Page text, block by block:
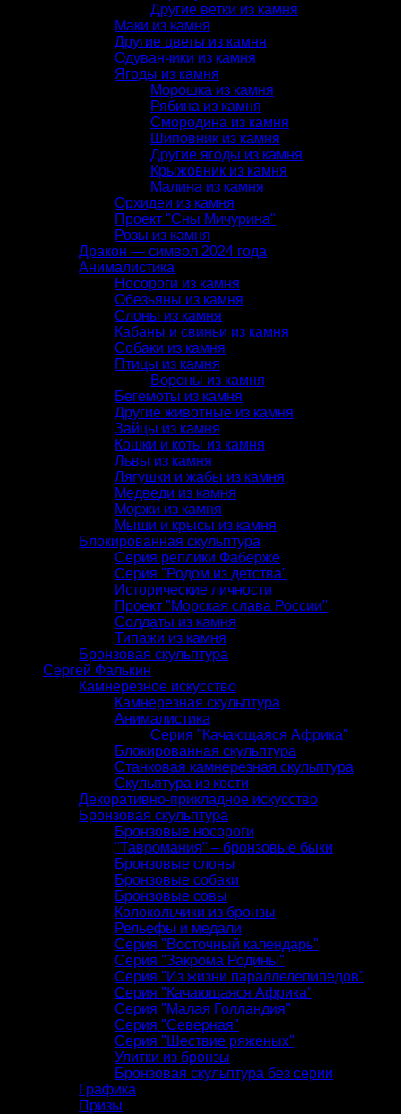
Другие ветки из камня
Маки из камня
Другие цветы из камня
Одуванчики из камня
Ягоды из камня
Морошка из камня
Рябина из камня
Смородина из камня
Шиповник из камня
Другие ягоды из камня
Крыжовник из камня
Малина из камня
Орхидеи из камня
Проект "Сны Мичурина"
Розы из камня
Дракон — символ 2024 года
Анималистика
Носороги из камня
Обезьяны из камня
Слоны из камня
Кабаны и свиньи из камня
Собаки из камня
Птицы из камня
Вороны из камня
Бегемоты из камня
Другие животные из камня
Зайцы из камня
Кошки и коты из камня
Львы из камня
Лягушки и жабы из камня
Медведи из камня
Моржи из камня
Мыши и крысы из камня
Блокированная скульптура
Серия реплики Фаберже
Серия "Родом из детства"
Исторические личности
Проект "Морская слава России"
Солдаты из камня
Типажи из камня
Бронзовая скульптура
Сергей Фалькин
Камнерезное искусство
Камнерезная скульптура
Анималистика
Серия "Качающаяся Африка"
Блокированная скульптура
Станковая камнерезная скульптура
Скульптура из кости
Декоративно-прикладное искусство
Бронзовая скульптура
Бронзовые носороги
"Тавромания" – бронзовые быки
Бронзовые слоны
Бронзовые собаки
Бронзовые совы
Колокольчики из бронзы
Рельефы и медали
Серия "Восточный календарь"
Серия "Закрома Родины"
Серия "Из жизни параллелепипедов"
Серия "Качающаяся Африка"
Серия "Малая Голландия"
Серия "Северная"
Серия "Шествие ряженых"
Улитки из бронзы
Бронзовая скульптура без серии
Графика
Призы